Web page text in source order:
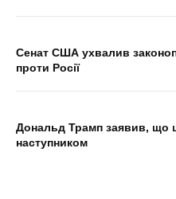
Сенат США ухвалив
проти Росії
Дональд Трамп заявив, що
наступником